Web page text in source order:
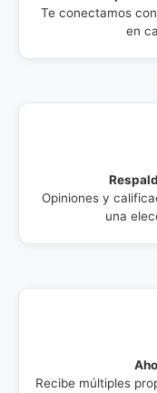
Te conectamos
en
Opiniones y
una
Recibe múltiples